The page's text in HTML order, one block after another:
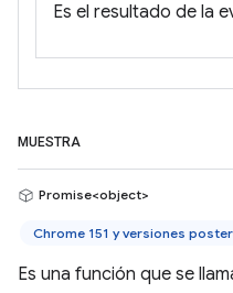
Es el resultado de la
MUESTRA
Promise<object>
Chrome 151 y versiones
Es una función que se